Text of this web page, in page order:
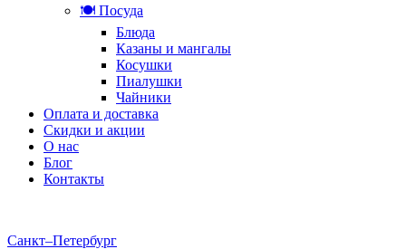
🍽️ Посуда
Блюда
Казаны и мангалы
Косушки
Пиалушки
Чайники
Оплата и доставка
Скидки и акции
О нас
Блог
Контакты
Санкт–Петербург